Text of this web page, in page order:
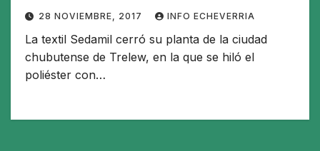
28 NOVIEMBRE, 2017 INFO ECHEVERRIA
La textil Sedamil cerró su planta de la ciudad
chubutense de Trelew, en la que se hiló el
poliéster con…